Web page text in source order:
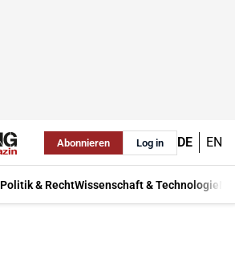
Abonnieren Log in DE EN
Politik & RechtWissenschaft & Technologie